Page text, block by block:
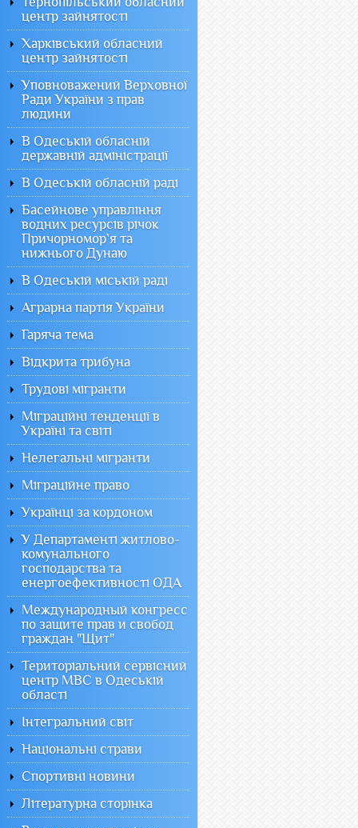
центр зайнятості
Харківський обласний
центр зайнятості
Уповноважений Верховної
Ради України з прав
людини
В Одеській обласній
державній адміністрації
В Одеській обласній раді
Басейнове управління
водних ресурсів річок
Причорномор`я та
нижнього Дунаю
В Одеській міській раді
Аграрна партія України
Гаряча тема
Відкрита трибуна
Трудові мігранти
Міграційні тенденції в
Україні та світі
Нелегальні мігранти
Міграційне право
Українці за кордоном
У Департаменті житлово-
комунального
господарства та
енергоефективності ОДА
Международный конгресс
по защите прав и свобод
граждан "Щит"
Територіальний сервісний
центр МВС в Одеській
області
Інтегральний світ
Національні страви
Спортивні новини
Літературна сторінка